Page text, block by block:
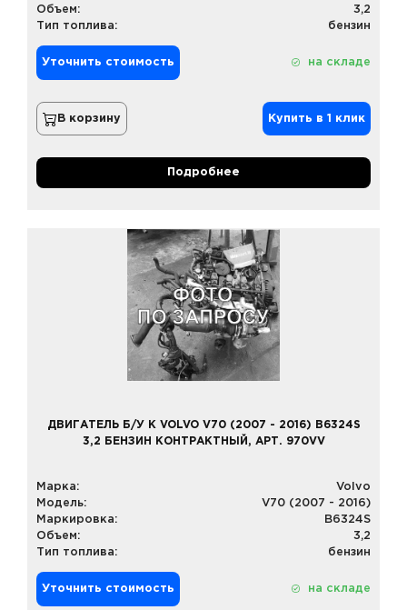
Объем:
3,2
Тип топлива:
бензин
Уточнить стоимость на складе
В корзину Купить в 1 клик
Подробнее
ДВИГАТЕЛЬ Б/У К VOLVO V70 (2007 - 2016) B6324S
3,2 БЕНЗИН КОНТРАКТНЫЙ, АРТ. 970VV
Марка:
Volvo
Модель:
V70 (2007 - 2016)
Маркировка:
B6324S
Объем:
3,2
Тип топлива:
бензин
Уточнить стоимость на складе